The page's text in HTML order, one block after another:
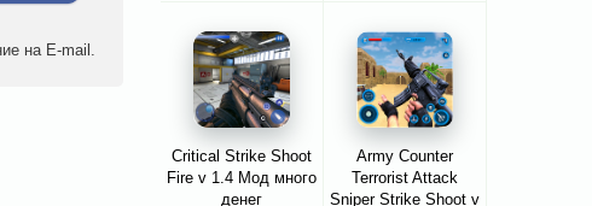
на E-mail.
Critical Strike Shoot
Fire v 1.4 Мод много
денег
Army Counter
Terrorist Attack
Sniper Strike Shoot v